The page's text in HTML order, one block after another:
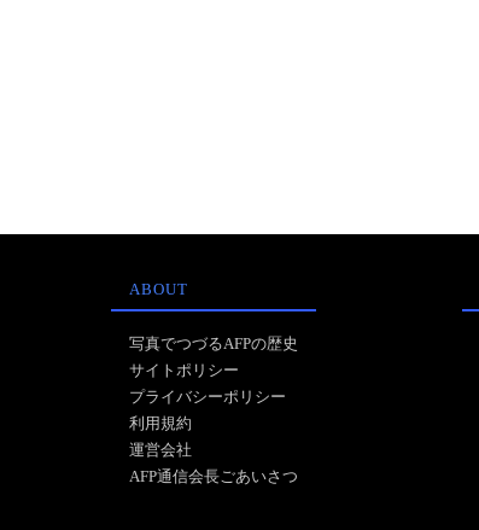
ABOUT
写真でつづるAFPの歴史
サイトポリシー
プライバシーポリシー
利用規約
運営会社
AFP通信会長ごあいさつ